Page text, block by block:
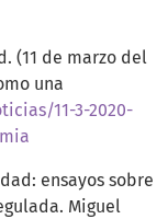
(11 de marzo del
una
11-3-2020-
ensayos sobre
Miguel